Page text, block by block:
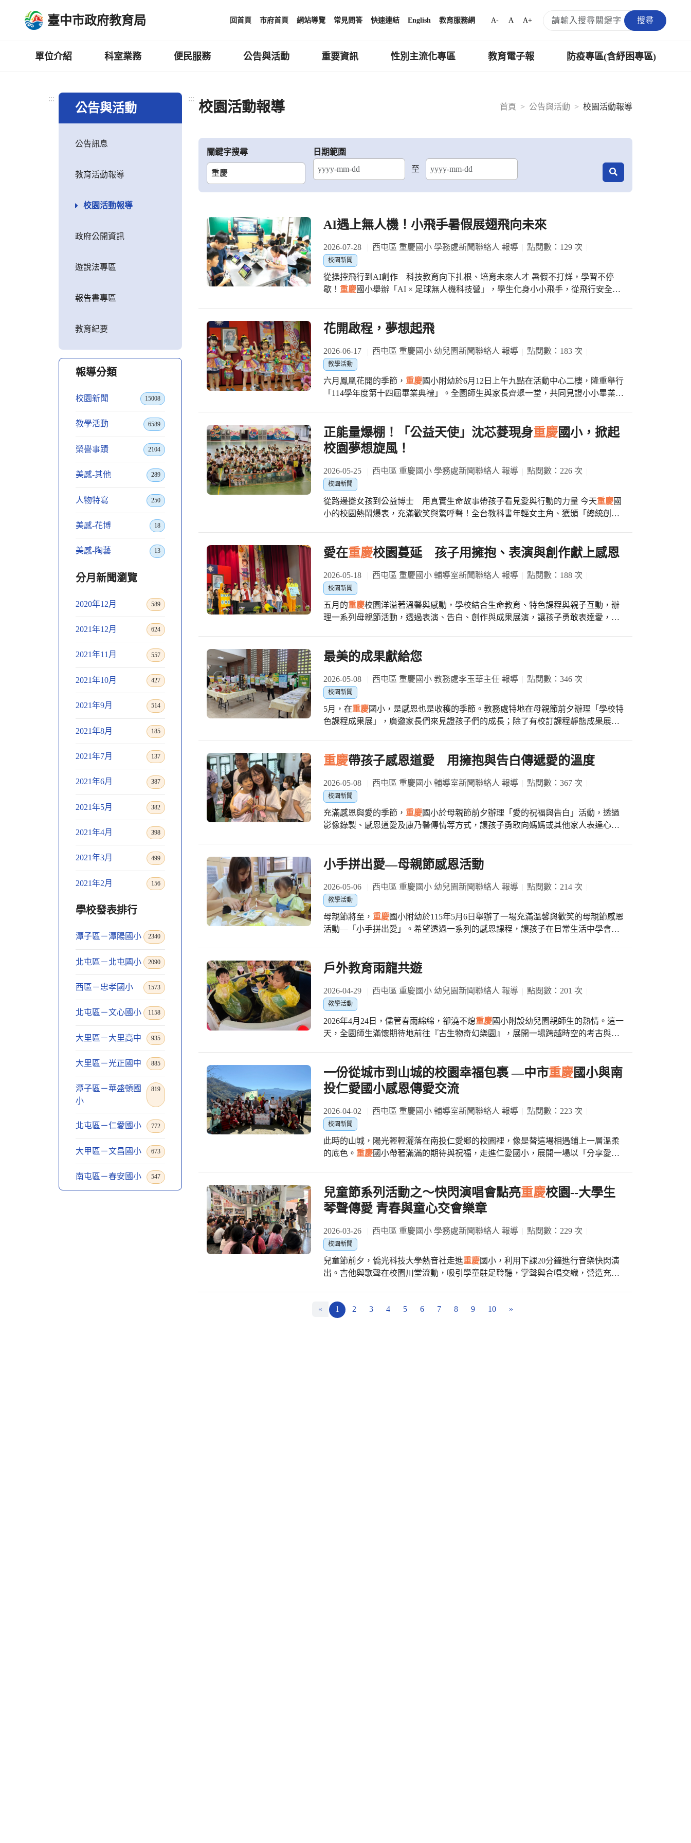
臺中市政府教育局 回首頁 市府首頁 網站導覽 常見問答 快速連結 English 教育服務網 A- A A+ 搜尋
單位介紹 科室業務 便民服務 公告與活動 重要資訊 性別主流化專區 教育電子報 防疫專區(含紓困專區)
:::
公告與活動
公告訊息
教育活動報導
校園活動報導
政府公開資訊
遊說法專區
報告書專區
教育紀要
報導分類
校園新聞 15008
教學活動 6589
榮譽事蹟 2104
美感-其他 289
人物特寫 250
美感-花博 18
美感-陶藝 13
分月新聞瀏覽
2020年12月 589
2021年12月 624
2021年11月 557
2021年10月 427
2021年9月 514
2021年8月 185
2021年7月 137
2021年6月 387
2021年5月 382
2021年4月 398
2021年3月 499
2021年2月 156
學校發表排行
潭子區－潭陽國小 2340
北屯區－北屯國小 2090
西區－忠孝國小 1573
北屯區－文心國小 1158
大里區－大里高中 935
大里區－光正國中 885
潭子區－華盛頓國
小
819
北屯區－仁愛國小 772
大甲區－文昌國小 673
南屯區－春安國小 547
:::
首頁
公告與活動 校園活動報導
校園活動報導
關鍵字搜尋
日期範圍
至
結束日期
AI遇上無人機！小飛手暑假展翅飛向未來
2026-07-28 西屯區 重慶國小 學務處新聞聯絡人 報導 點閱數：129 次
校園新聞
從操控飛行到AI創作 科技教育向下扎根、培育未來人才 暑假不打烊，學習不停
歇！ 重慶國小舉辦「AI × 足球無人機科技營」，學生化身小小飛手，從飛行安全、
行安全觀念揭開序幕，學生完成三階段安全測驗認證後，透過飛行模擬器反覆練習
到翻滾等飛行技巧，學生在教練指導下逐步克服緊張，成功駕馭無人機，現場驚呼
與掌聲不斷。 第二天課程再升級，結合生成式AI應用，學生運用 Gemini Canvas 設
計無人機模擬飛行互動式網頁遊戲，並相互試玩、除錯與優化作品，體驗AI輔助程
式設計的魅力，也培養邏輯思考與解決問題能力。下午則展開最受期待的足球無人
戲，看到自己完成的作品可以操作，真的很有成就感。」張芯樂同學則說：「足球
無人機不只考驗技術，更需要團隊合作，每一次成功進球都令人興奮。」 校長劉美
芬表示，AI已成為未來世界的重要語言，教育不能只教孩子使用科技，更要培養創
機、AI與程式設計等課程，讓孩子在探索中培養科技素養，在實作中建立自信，為
迎向智慧時代累積關鍵競爭力。 一架架無人機緩緩升空，不僅飛越球場，更承載著
孩子的夢想與未來。重慶 國小正以創新教育為翅膀，陪伴每位孩子勇敢飛向更寬廣
的世界。
花開啟程，夢想起飛
2026-06-17 西屯區 重慶國小 幼兒園新聞聯絡人 報導 點閱數：183 次
教學活動
六月鳳凰花開的季節， 重慶國小附幼於6月12日上午九點在活動中心二樓，隆重舉行
「114學年度第十四屆畢業典禮」。全園師生與家長齊聚一堂，共同見證小小畢業生
視熟悉的校園角落，在家長與在校生熱烈的掌聲與歡呼聲中，藍天班和彩虹班的畢
業生邁著自信的步伐步入會場，而在校生太陽班與白雲班帶來活力四射的精彩表
演，以純真可愛的舞步，為大班的哥哥姊姊送上最誠摯的祝福。 接著頒發畢業證
書，看著台上蛻變成熟的孩子們，校長劉美芬表示：「這是孩子們第一次面對與師
長、同學的分離。看著大家從剛入園時的懵懂哭鬧，到今天能自信滿滿地站在這
裡，學校感到無比驕傲。希望
康平安、喜樂學習，帶著在這裡培養的勇氣，勇敢探索新世界！」 隨後進行頒獎典
禮，學校頒發多項獎項和榮譽，肯定幼兒卓越的表現。畢業生們也毫不怯場，彩虹
的教導與照顧，並和老師深深的擁抱，孩子們依依不捨地說：「謝謝老師每天抱抱
回來看老師！」不少師生與家長紛紛拭淚，家長也感動表示：「真的很感謝幼兒園
全體師生這幾年來的用心。學校營造了這麼溫馨難忘的畢業氛圍，看到孩子領到畢
業證書的那一刻，眼眶真的忍不住泛紅。孩子在這裡不僅學會了分享與貼心，也變
得獨立勇敢，讓我們做家長的既欣慰又放心。」 最後，全體大班畢業生齊聲合唱畢
正能量爆棚！「公益天使」沈芯菱現身重慶國小，掀起
校園夢想旋風！
2026-05-25 西屯區 重慶國小 學務處新聞聯絡人 報導 點閱數：226 次
校園新聞
從路邊攤女孩到公益博士 用真實生命故事帶孩子看見愛與行動的力量 今天重慶國
小的校園熱鬧爆表，充滿歡笑與驚呼聲！全台教科書年輕女主角、獲頒「總統創新
接地氣、好玩有趣的互動，帶領全校師生進行一場溫暖的心靈大冒險。鼓勵現場師
的親和力，瞬間收服全場。她幽默地分享自己小時候在菜市場長大、趴在路邊攤寫
功課的童年往事。看著台下睜大眼睛的孩子們，她提到「老天給我們最大的禮物不
是運氣，而是勇氣！」一席話讓小朋友們眼神閃閃發光。 芯菱姊姊鼓勵大家，夢想
不一定要多偉大，只要「從心開始」找到熱愛的事，就能看見別人的需要，用同理
情點燃之後，大家都踴躍舉手爭取撥打電話給家人的機會，現場氣氛的溫馨互動達
到最高點！ 王宸陞同學對「運氣會越用越少，勇氣會越用越多」特別有感，正如他
參加舞獅社團，下定決心就要勇敢實現夢想。陳以樂同學表示「成功不是打敗多少
人，而是幫助多少人」，讓他對成功有更深刻的體認。 校長劉美芬在活動尾聲感動
表示，沈芯菱老師的生命敘事是活生生精彩震憾的教科書。這場歡樂又充滿啟發的
講座，以真實的生命詮釋說故事，就像一粒溫暖的種子，在每個孩子心中種下「愛
與希望」。讓重慶 國小的寶貝們學會愛的行動力，未來在學習路上更堅定自信，勇
愛在重慶校園蔓延 孩子用擁抱、表演與創作獻上感恩
2026-05-18 西屯區 重慶國小 輔導室新聞聯絡人 報導 點閱數：188 次
校園新聞
五月的重慶校園洋溢著溫馨與感動，學校結合生命教育、特色課程與親子互動，辦
理一系列母親節活動，透過表演、告白、創作與成果展演，讓孩子勇敢表達愛，也
場充滿幸福氛圍。隨後進行「蝶谷巴特帆布袋 DIY」親子手作活動，家長與孩子共
很少能這樣靜下心陪孩子完成作品，看著孩子說『媽媽辛苦了』，真的很感動。」
大班小朋友也開心分享：「我做的袋子要送給媽媽，希望媽媽每天都開心。」 此
外，學校也辦理「愛的祝福與告白」活動，邀請學生錄製感恩影片，讓孩子勇敢說
出對家人的愛。活動現場播放影片時，一句「媽媽我愛您」、「謝謝您每天陪伴
開心，我覺得很值得。」 同時，學校舉辦「特色課程成果展」，展現雙語教育、閱
讀教育與國際教育成果。除了靜態作品展示外，各班也帶來英語歌曲、雙語戲劇及
品德武術等精彩演出，孩子們自信站上舞台，將學習成果化為送給家長最特別的母
親節禮物。六年級潘同學表示：「和同學一起準備戲劇雖然辛苦，但看到大家鼓掌
時很有成就感。」 美芬校長表示，教育不只是知識學習，更重要的是培養孩子感
恩、表達與關懷他人的能力。希望透過多元課程與活動，讓孩子在愛與陪伴中自信
成長，也讓幸福與溫暖持續在校園中傳遞。
最美的成果獻給您
2026-05-08 西屯區 重慶國小 教務處李玉華主任 報導 點閱數：346 次
校園新聞
5月，在重慶國小，是感恩也是收穫的季節。教務處特地在母親節前夕辦理「學校特
色課程成果展」，廣邀家長們來見證孩子們的成長；除了有校訂課程靜態成果展之
國際教育及閱讀教育課程的成果，國際教育有配合主題課程的立體作品、外師設計
阿布山公立學校(Mount Abu Public School)交流作品海報等；閱讀教育則呈現了「閱
圖筆記王」海報，這是孩子們運用多元閱讀理解策略深度閱讀之後呈現的書籍介
紹，不僅呈現學習成果，也讓其他觀展的家長和同學們能夠瞭解各書籍內容及重
點；另外還有育樂營作品展出，呈現孩子們的多元智能。 動態成果展則由每個班級
舞方式表演書籍內容，充滿創意的演出，讓孩子們笑聲連連，拍手叫好；品德武術
也是本校特色課程之一，由外聘專業的武術教練帶領孩子們學習八段錦、八式太極
拳，由緩慢而不疾不徐的運動規律中，達到安定凝神、增強體能及身心合一的效
果，練拳也練心。 六年級潘星宇同學表示在劇本寫作、製作道具過程中大家集思廣
益，感受到滿滿的成就感；蔡忻芮同學則表示有機會在大舞台上演出是很好的體
驗，也增進很多表演技巧的學習，舞臺下小朋友熱情的回應，更讓她有很大的成就
感、覺得非常開心。劉美芬校長則表示學校一直非常注重孩子的英語學習及拓展其
您，最好的表演獻給重慶國小每一位家長。
重慶帶孩子感恩道愛 用擁抱與告白傳遞愛的溫度
2026-05-08 西屯區 重慶國小 輔導室新聞聯絡人 報導 點閱數：367 次
校園新聞
充滿感恩與愛的季節， 重慶國小於母親節前夕辦理「愛的祝福與告白」活動，透過
影像錄製、感恩道愛及康乃馨傳情等方式，讓孩子勇敢向媽媽或其他家人表達心中
業，有人謝謝家人辛苦照顧生活起居，也有孩子靦腆地對著鏡頭說出：「媽咪，我
孩子的告白影片，當熟悉的聲音與畫面出現，不少家長感動得紅了眼眶，孩子們也
在家人陪伴下露出靦腆又幸福的笑容，現場氣氛既溫馨又令人動容。 學生手持由家
長會準備的康乃馨，親手送給媽媽或像媽媽一樣照顧自己的家人，並獻上一個大大
的、緊緊的擁抱。有的孩子依偎在媽媽身旁說悄悄話、互相給對方三個親親(左、右
長則感性表示：「平常生活忙碌，很少有機會停下來好好擁抱孩子，今天收到花和
聽到『我愛您』時，好感動。」 美芬校長表示：「教育除了知識學習，更重要的是
培養孩子感恩與關懷的能力。希望透過感恩道愛，讓孩子學會表達、把愛說出口，
也讓家人之間的情感更加靠近。」 母親節活動結合生命教育、家庭教育與情意教
育，不僅讓學生學習表達愛與感謝，也讓家長在忙碌生活中重新感受到親子陪伴的
溫暖，讓愛與關懷成為校園中最美的風景。
小手拼出愛—母親節感恩活動
2026-05-06 西屯區 重慶國小 幼兒園新聞聯絡人 報導 點閱數：214 次
教學活動
母親節將至， 重慶國小附幼於115年5月6日舉辦了一場充滿溫馨與歡笑的母親節感恩
活動—「小手拼出愛」。希望透過一系列的感恩課程，讓孩子在日常生活中學會珍
聲唱出對媽媽、家人的愛，在場的每一位家長臉上都洋溢著幸福的笑容。校長劉美
正是希望透過指尖的互動，加深親子間的情感連結，感謝親師生共同營造溫暖學習
環境的努力，也祝福各位家長母親節快樂！」 表演結束，家長和孩子們一同到各班
教室，參與本活動的核心「小手拼出愛：蝶谷巴特帆布袋 DIY活動」，在老師的引
導下，親子共同發揮創意，孩子們與家長細心地剪裁圖案、塗抹專用膠，將平凡的
帆布袋點綴成獨一無二的藝術品，這不僅是一項手工藝，更是一次難得的深度陪伴
以及對媽媽、家人表達感謝和愛的影片QRcode連結，家長看著手機影片裡孩子們愛
的告白，感動地抱著孩子說到：「媽媽也愛你哦！」 家長與孩子們紛紛在海報前合
影留念，也透過社群平台 Facebook 打卡或 Google Map 評論分享，將這份節日的溫
戶外教育雨龍共遊
2026-04-29 西屯區 重慶國小 幼兒園新聞聯絡人 報導 點閱數：201 次
教學活動
2026年4月24日，儘管春雨綿綿，卻澆不熄重慶國小附設幼兒園親師生的熱情。這一
天，全園師生滿懷期待地前往『古生物奇幻樂園』，展開一場跨越時空的考古與生
活應變：室內方案同樣精彩 本次戶外教育的核心目的在於推動環境生態導覽與生命
教育。樂園內栩栩如生的恐龍模型與古生物造景，讓孩子們彷彿置身於史前時代。
然而，突如其來的大雨使得戶外遊戲與體能活動無法按原計畫進行。校方隨即啟動
備案，採取「六班輪流、分區體驗」的模式，將活動移至室內場館，確保教學品質
不打折。 多元活動：手作與科技的激盪 室內活動內容豐富多元，完美結合手眼協調
與邏輯思考，有好玩的創意手作DIY，孩子們發揮想像力與創造力，創作自己的作
品；數字賓果遊戲，透過有趣的競賽，在遊戲中複習數學邏輯，現場驚呼聲與歡笑
聲此起彼落；室內遊戲機體驗，包含投籃機、跳舞機與深受好評的『打地鼠』遊
賽遊戲，閉上眼睛跟著音樂踏步，能保持在原地的幼兒獲勝，緊接著是充滿動感的
『恐龍跑跑』競賽，運用手臂的力量，成功讓恐龍駕車到終點的幼兒就能贏得獎
多豐富的獎品與禮物，「我得到很多獎品哦！今天好好玩，我們好開心！」孩子們
興奮地展示手裡的獎品，每個人臉上都洋溢著滿足的笑容。
一份從城市到山城的校園幸福包裹 —中市重慶國小與南
投仁愛國小感恩傳愛交流
2026-04-02 西屯區 重慶國小 輔導室新聞聯絡人 報導 點閱數：223 次
校園新聞
此時的山城，陽光輕輕灑落在南投仁愛鄉的校園裡，像是替這場相遇鋪上一層溫柔
的底色。 重慶國小帶著滿滿的期待與祝福，走進仁愛國小，展開一場以「分享愛與
痕、每一條緞帶，都是孩子們用心想像「如果是我收到，會不會感到幸福」的真誠
答案。當這些禮物一一送到仁愛國小學生手中時，孩子們眼神裡閃爍的光，讓寒冷
的山風也變得溫暖起來。 仁愛國小則以熱情而深厚的文化底蘊迎接遠道而來的朋
友。由賽德克族與泰雅族文化融合而成的傳統舞蹈，在湖光山色旁的廣場上展開。
孩子們踏著節奏、揮動雙臂，舞步裡是祖先的故事，也是對來賓最真誠的歡迎。這
不只是表演，更是一堂活生生的文化課，讓
中，感受山林民族的智慧與生命力。 現場快門聲此起彼落，照片與影片記錄下孩子
們交換笑容、牽起彼此手的瞬間。這些珍貴的影像，將成為孩子們成長記憶中，一
參訪，更是一場情感的流動。
量的價值——讓孩子在真實的互動中，學會感恩、分享與關懷。當愛被傳遞，幸福
兒童節系列活動之～快閃演唱會點亮重慶校園--大學生
琴聲傳愛 青春與童心交會樂章
2026-03-26 西屯區 重慶國小 學務處新聞聯絡人 報導 點閱數：229 次
校園新聞
兒童節前夕，僑光科技大學熱音社走進重慶國小，利用下課20分鐘進行音樂快閃演
出。吉他與歌聲在校園川堂流動，吸引學童駐足聆聽，掌聲與合唱交織，營造充滿
起，原本在操場奔跑、在教室休息的重慶寶貝們紛紛被吸引而來，圍繞在表演現
« 1 2 3 4 5 6 7 8 9 10 »